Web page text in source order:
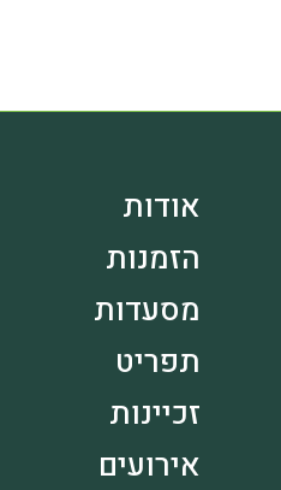
אודות
הזמנות
מסעדות
תפריט
זכיינות
אירועים